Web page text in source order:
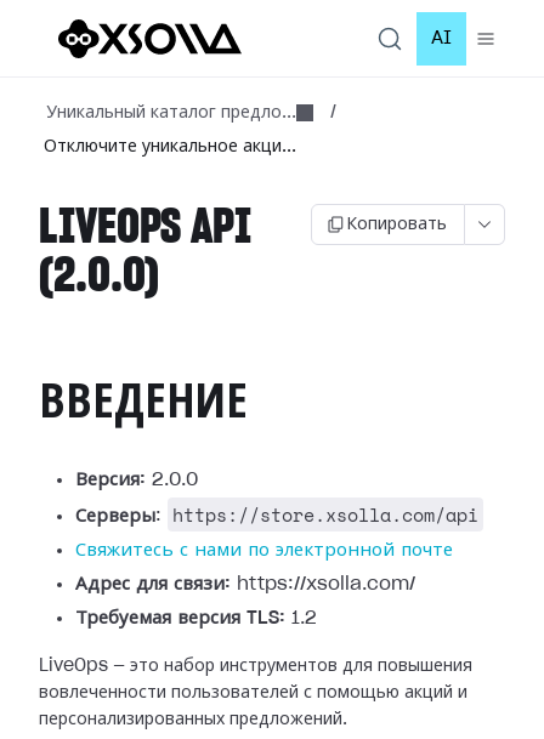
AI
Уникальный каталог предло...
/
Отключите уникальное акци...
LIVEOPS API
(2.0.0)
Копировать
ВВЕДЕНИЕ
Версия: 2.0.0
Серверы: https://store.xsolla.com/api
Свяжитесь с нами по электронной почте
Адрес для связи: https://xsolla.com/
Требуемая версия TLS: 1.2
LiveOps — это набор инструментов для повышения
вовлеченности пользователей с помощью акций и
персонализированных предложений.